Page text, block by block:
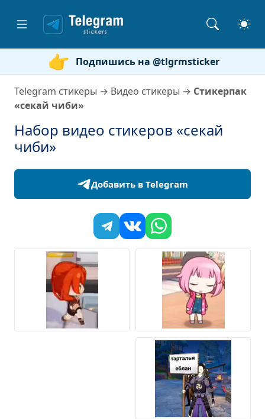
Подпишись на @tlgrmsticker
Telegram стикеры → Видео стикеры → Стикерпак
«секай чиби»
Набор видео стикеров «секай
чиби»
Добавить в Telegram